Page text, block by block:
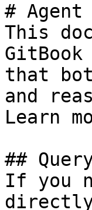
#
This
that
and
Learn
##
If you